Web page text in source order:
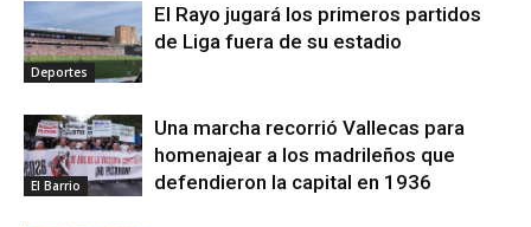
Deportes
El Rayo jugará los primeros partidos
de Liga fuera de su estadio
El Barrio
Una marcha recorrió Vallecas para
homenajear a los madrileños que
defendieron la capital en 1936